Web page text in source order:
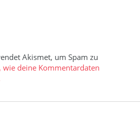
Akismet, um Spam zu
wie deine Kommentardaten